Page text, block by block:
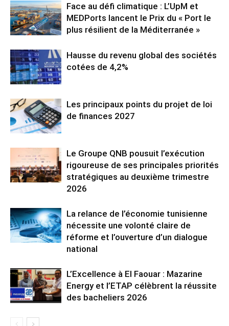
Face au défi climatique : L’UpM et
MEDPorts lancent le Prix du « Port le
plus résilient de la Méditerranée »
Hausse du revenu global des sociétés
cotées de 4,2%
Les principaux points du projet de loi
de finances 2027
Le Groupe QNB pousuit l’exécution
rigoureuse de ses principales priorités
stratégiques au deuxième trimestre
2026
La relance de l’économie tunisienne
nécessite une volonté claire de
réforme et l’ouverture d’un dialogue
national
L’Excellence à El Faouar : Mazarine
Energy et l’ETAP célèbrent la réussite
des bacheliers 2026